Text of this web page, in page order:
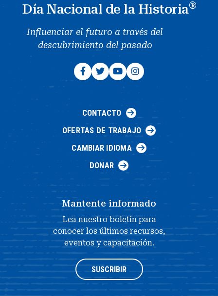
Día Nacional de la Historia®
Influenciar el futuro a través del
descubrimiento del pasado
CONTACTO
OFERTAS DE TRABAJO
CAMBIAR IDIOMA
DONAR
Mantente informado
Lea nuestro boletín para
conocer los últimos recursos,
eventos y capacitación.
SUSCRIBIR